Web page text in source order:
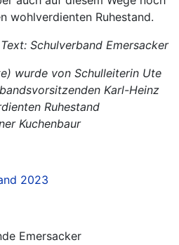
wohlverdienten Ruhestand.
Text: Schulverband Emersacker
wurde von Schulleiterin Ute
Karl-Heinz
Ruhestand
Kuchenbaur
2023
Emersacker